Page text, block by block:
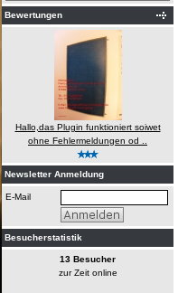
Bewertungen
Hallo,das Plugin funktioniert soiwet
ohne Fehlermeldungen od ..
Newsletter Anmeldung
E-Mail
Besucherstatistik
13 Besucher
zur Zeit online